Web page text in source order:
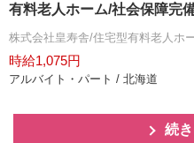
有料老人ホーム/社会保障完
株式会社皇寿舎/住宅型有料老人ホ
時給1,075円
アルバイト・パート / 北海道
続